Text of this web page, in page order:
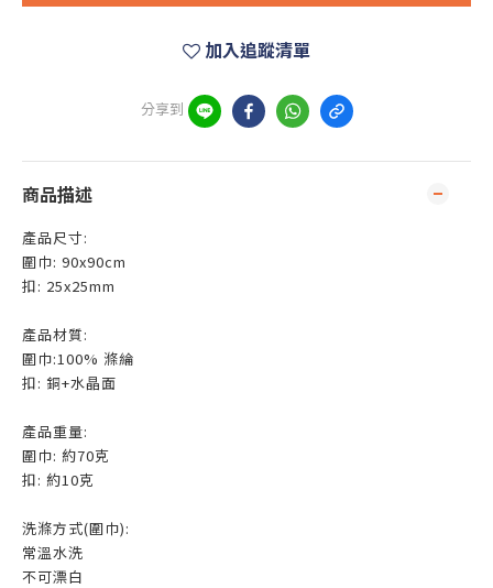
加入追蹤清單
分享到
商品描述
產品尺寸:
圍巾: 90x90cm
扣: 25x25mm
產品材質:
圍巾:100% 滌綸
扣: 銅+水晶面
產品重量:
圍巾: 約70克
扣: 約10克
洗滌方式(圍巾):
常溫水洗
不可漂白